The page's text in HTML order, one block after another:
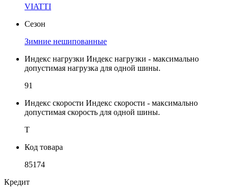
VIATTI
Сезон
Зимние нешипованные
Индекс нагрузки Индекс нагрузки - максимально
допустимая нагрузка для одной шины.
91
Индекс скорости Индекс скорости - максимально
допустимая скорость для одной шины.
T
Код товара
85174
Кредит